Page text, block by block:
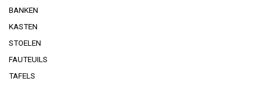
BANKEN
KASTEN
STOELEN
FAUTEUILS
TAFELS